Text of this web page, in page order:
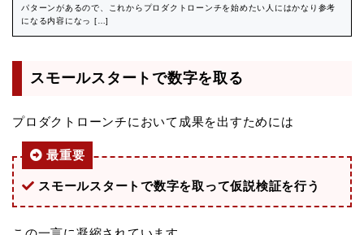
パターンがあるので、これからプロダクトローンチを始めたい人にはかなり参考
になる内容になっ […]
スモールスタートで数字を取る
プロダクトローンチにおいて成果を出すためには
最重要
スモールスタートで数字を取って仮説検証を行う